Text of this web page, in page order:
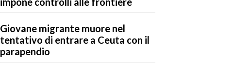
Giovane migrante muore nel
tentativo di entrare a Ceuta con il
parapendio